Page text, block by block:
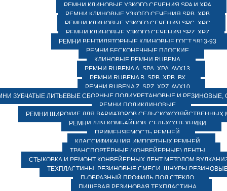
РЕМНИ КЛИНОВЫЕ УЗКОГО СЕЧЕНИЯ SPA И XPA
РЕМНИ КЛИНОВЫЕ УЗКОГО СЕЧЕНИЯ SPB, XPB
РЕМНИ КЛИНОВЫЕ УЗКОГО СЕЧЕНИЯ SPC, XPC
РЕМНИ КЛИНОВЫЕ УЗКОГО СЕЧЕНИЯ SPZ, XPZ
РЕМНИ ВЕНТИЛЯТОРНЫЕ КЛИНОВЫЕ ГОСТ 5813-93
РЕМНИ БЕСКОНЕЧНЫЕ ПЛОСКИЕ
КЛИНОВЫЕ РЕМНИ RUBENA
РЕМНИ RUBENA А, SPA, XPA, AVX13
РЕМНИ RUBENA В, SPВ, ХPВ, ВХ
РЕМНИ RUBENA Z, SPZ, XPZ, AVX10
ЗУБЧАТЫЕ ЛИТЬЕВЫЕ СБОРНЫЕ ПОЛИУРЕТАНОВЫЕ И РЕЗИНОВЫЕ,
РЕМНИ ПОЛИКЛИНОВЫЕ
РЕМНИ ШИРОКИЕ ДЛЯ ВАРИАТОРОВ СЕЛЬСКОХОЗЯЙСТВЕННЫХ
РЕМНИ ДЛЯ КОМБАЙНОВ, СЕЛЬХОЗТЕХНИКИ
ПРИМЕНЯЕМОСТЬ РЕМНЕЙ
КЛАССИФИКАЦИЯ ИМПОРТНЫХ РЕМНЕЙ
ТРАНСПОРТЁРНЫЕ (КОНВЕЙЕРНЫЕ) ЛЕНТЫ
СТЫКОВКА И РЕМОНТ КОНВЕЙЕРНЫХ ЛЕНТ МЕТОДОМ
ТЕХПЛАСТИНЫ, РЕЗИНОВЫЕ СМЕСИ, ШНУРЫ
П-ОБРАЗНЫЙ ПРОФИЛЬ ПОД СТЕКЛО
ПИЩЕВАЯ РЕЗИНОВАЯ ТЕХПЛАСТИНА